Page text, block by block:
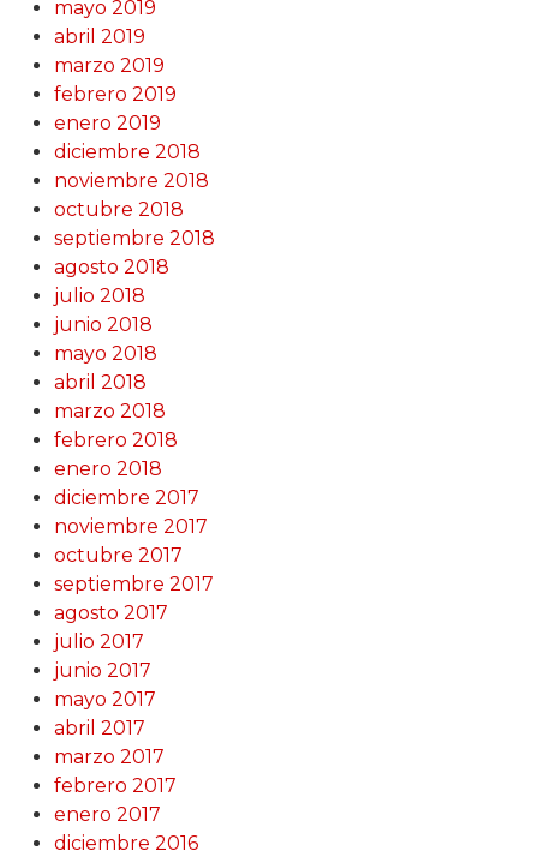
mayo 2019
abril 2019
marzo 2019
febrero 2019
enero 2019
diciembre 2018
noviembre 2018
octubre 2018
septiembre 2018
agosto 2018
julio 2018
junio 2018
mayo 2018
abril 2018
marzo 2018
febrero 2018
enero 2018
diciembre 2017
noviembre 2017
octubre 2017
septiembre 2017
agosto 2017
julio 2017
junio 2017
mayo 2017
abril 2017
marzo 2017
febrero 2017
enero 2017
diciembre 2016